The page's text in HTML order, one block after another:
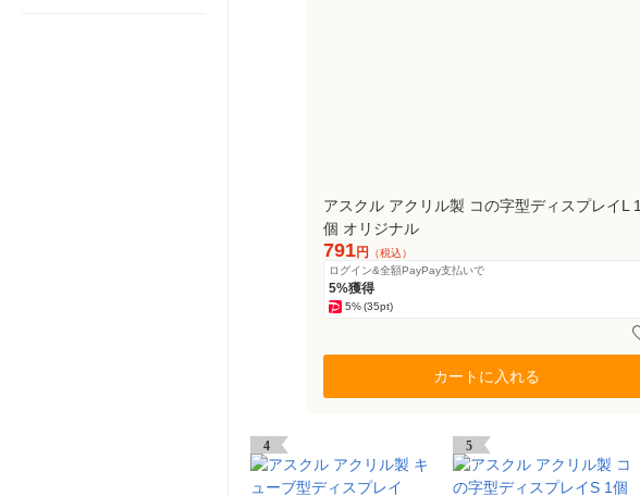
アスクル アクリル製 コの字型ディスプレイL 1
個 オリジナル
791円
（税込）
ログイン&全額PayPay支払いで
5%獲得
5%(35pt)
カートに入れる
4 5